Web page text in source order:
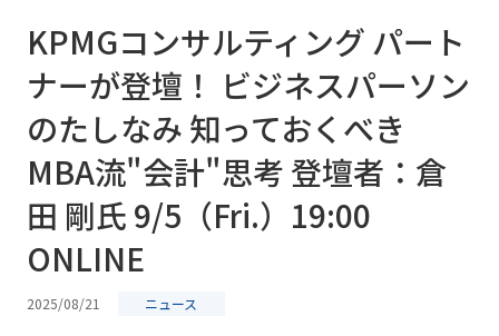
KPMGコンサルティング パート
ナーが登壇！ ビジネスパーソン
のたしなみ 知っておくべき
MBA流"会計"思考 登壇者：倉
田 剛氏 9/5（Fri.）19:00
ONLINE
2025/08/21 ニュース